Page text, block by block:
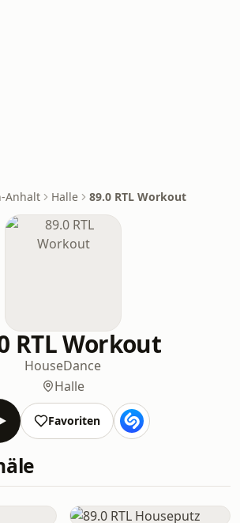
Anhalt Halle 89.0 RTL Workout
RTL Workout
HouseDance
Halle
Favoriten